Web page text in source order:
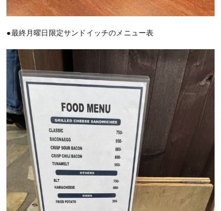
●最終月曜日限定サンドイッチのメニュー表